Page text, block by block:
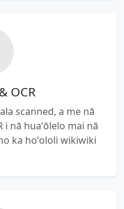
OCR
scanned, a me nā
i nā huaʻōlelo mai nā
ka hoʻololi wikiwiki